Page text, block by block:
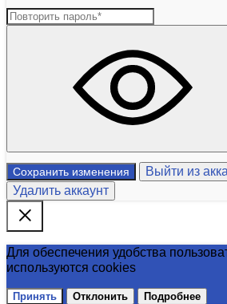
Сохранить изменения
Выйти из
Удалить аккаунт
Для обеспечения удобства
используются cookies
Принять Отклонить Подробнее